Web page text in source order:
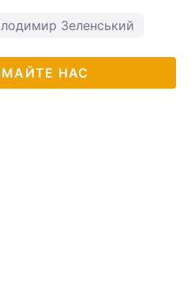
Зеленський
НАС